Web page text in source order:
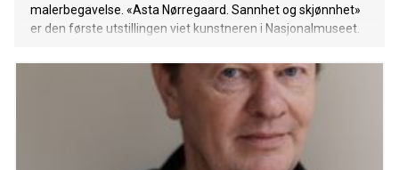
malerbegavelse. «Asta Nørregaard. Sannhet og skjønnhet»
er den første utstillingen viet kunstneren i Nasjonalmuseet.